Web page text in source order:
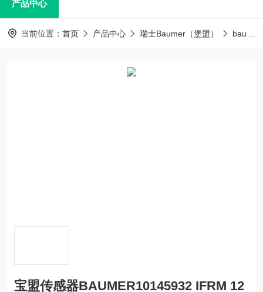
产品中心
当前位置： 首页 产品中心 瑞士Baumer（堡盟） baumer传感器
宝盟传感器BAUMER10145932 IFRM 12